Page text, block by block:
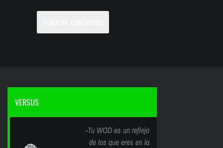
VERSUS
-Tu WOD es un reflejo
de los que eres en la